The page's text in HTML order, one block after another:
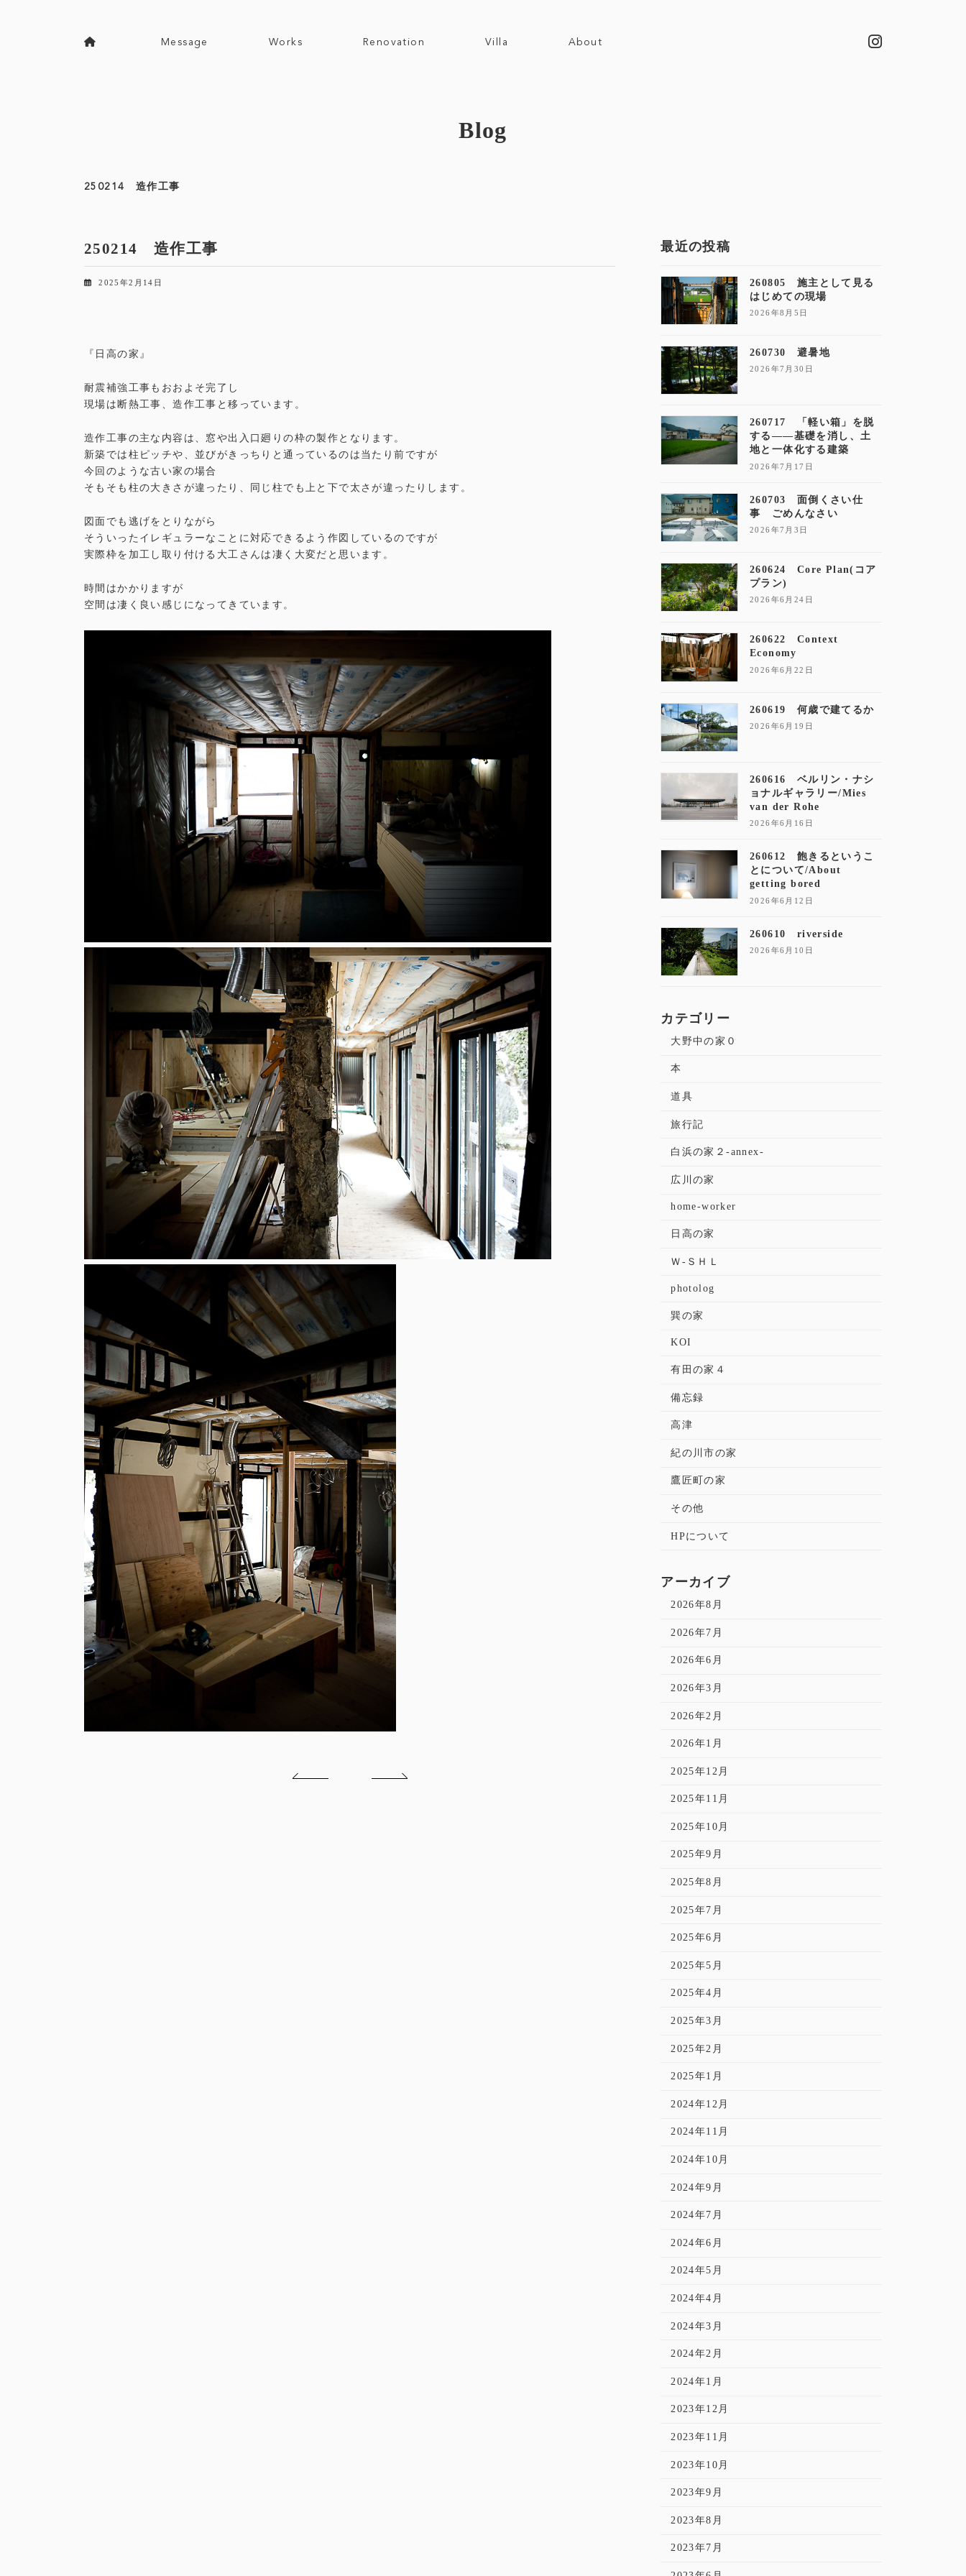
Message Works Renovation Villa About
Blog
250214 造作工事
250214 造作工事
2025年2月14日
『日高の家』
耐震補強工事もおおよそ完了し
現場は断熱工事、造作工事と移っています。
造作工事の主な内容は、窓や出入口廻りの枠の製作となります。
新築では柱ピッチや、並びがきっちりと通っているのは当たり前ですが
今回のような古い家の場合
そもそも柱の大きさが違ったり、同じ柱でも上と下で太さが違ったりします。
図面でも逃げをとりながら
そういったイレギュラーなことに対応できるよう作図しているのですが
実際枠を加工し取り付ける大工さんは凄く大変だと思います。
時間はかかりますが
空間は凄く良い感じになってきています。
最近の投稿
260805 施主として見る
はじめての現場
2026年8月5日
260730 避暑地
2026年7月30日
260717 「軽い箱」を脱
する——基礎を消し、土
地と一体化する建築
2026年7月17日
260703 面倒くさい仕
事 ごめんなさい
2026年7月3日
260624 Core Plan(コア
プラン)
2026年6月24日
260622 Context
Economy
2026年6月22日
260619 何歳で建てるか
2026年6月19日
260616 ベルリン・ナシ
ョナルギャラリー/Mies
van der Rohe
2026年6月16日
260612 飽きるというこ
とについて/About
getting bored
2026年6月12日
260610 riverside
2026年6月10日
カテゴリー
大野中の家０
本
道具
旅行記
白浜の家２-annex-
広川の家
home-worker
日高の家
Ｗ-ＳＨＬ
photolog
巽の家
KOI
有田の家４
備忘録
高津
紀の川市の家
鷹匠町の家
その他
HPについて
アーカイブ
2026年8月
2026年7月
2026年6月
2026年3月
2026年2月
2026年1月
2025年12月
2025年11月
2025年10月
2025年9月
2025年8月
2025年7月
2025年6月
2025年5月
2025年4月
2025年3月
2025年2月
2025年1月
2024年12月
2024年11月
2024年10月
2024年9月
2024年7月
2024年6月
2024年5月
2024年4月
2024年3月
2024年2月
2024年1月
2023年12月
2023年11月
2023年10月
2023年9月
2023年8月
2023年7月